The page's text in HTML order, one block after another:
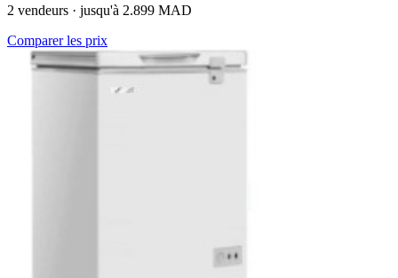
2 vendeurs · jusqu'à 2.899 MAD
Comparer les prix